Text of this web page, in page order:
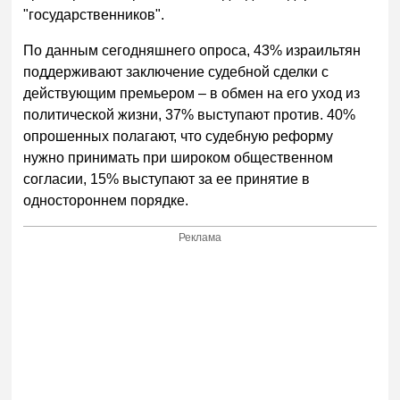
"государственников".
По данным сегодняшнего опроса, 43% израильтян
поддерживают заключение судебной сделки с
действующим премьером – в обмен на его уход из
политической жизни, 37% выступают против. 40%
опрошенных полагают, что судебную реформу
нужно принимать при широком общественном
согласии, 15% выступают за ее принятие в
одностороннем порядке.
Реклама